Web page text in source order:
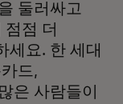
둘러싸고
점 더
세요. 한 세대
드,
은 사람들이